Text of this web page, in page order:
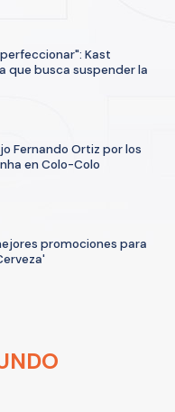
Kast
que busca suspender la
Fernando Ortiz por los
en Colo-Colo
promociones para